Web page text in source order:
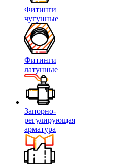
Фитинги
чугунные
Фитинги
латунные
Запорно-
регулирующая
арматура